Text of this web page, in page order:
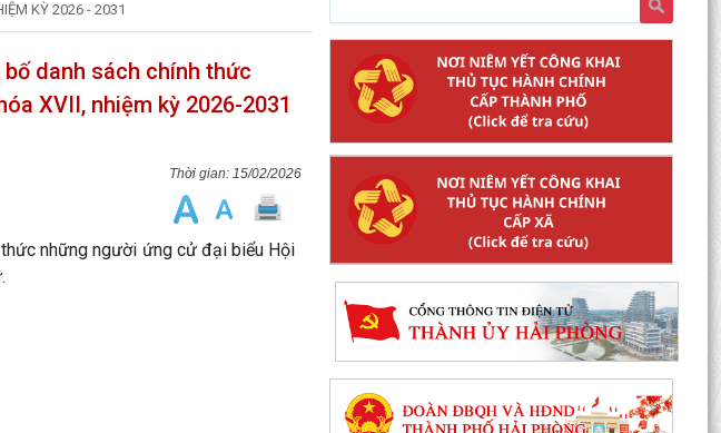
KỲ 2026 - 2031
danh sách chính thức
XVII, nhiệm kỳ 2026-2031
15/02/2026
những người ứng cử đại biểu Hội